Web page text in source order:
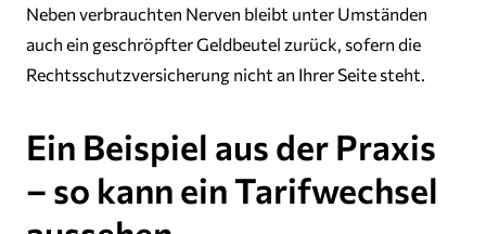
Neben verbrauchten Nerven bleibt unter Umständen
auch ein geschröpfter Geldbeutel zurück, sofern die
Rechtsschutzversicherung nicht an Ihrer Seite steht.
Ein Beispiel aus der Praxis
– so kann ein Tarifwechsel